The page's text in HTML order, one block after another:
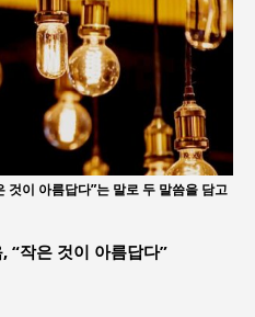
것이 아름답다”는 말로 두 말씀을 담고
“작은 것이 아름답다”